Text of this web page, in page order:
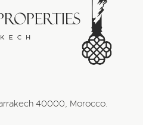
40000, Morocco.